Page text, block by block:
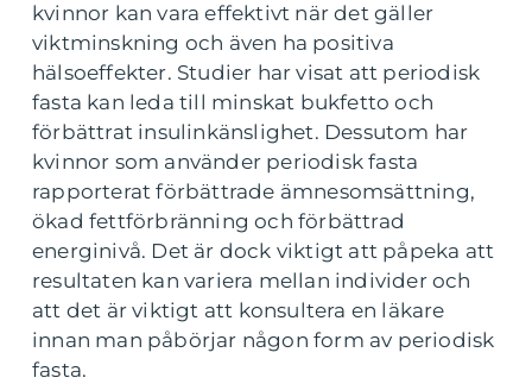
kvinnor kan vara effektivt när det gäller
viktminskning och även ha positiva
hälsoeffekter. Studier har visat att periodisk
fasta kan leda till minskat bukfetto och
förbättrat insulinkänslighet. Dessutom har
kvinnor som använder periodisk fasta
rapporterat förbättrade ämnesomsättning,
ökad fettförbränning och förbättrad
energinivå. Det är dock viktigt att påpeka att
resultaten kan variera mellan individer och
att det är viktigt att konsultera en läkare
innan man påbörjar någon form av periodisk
fasta.